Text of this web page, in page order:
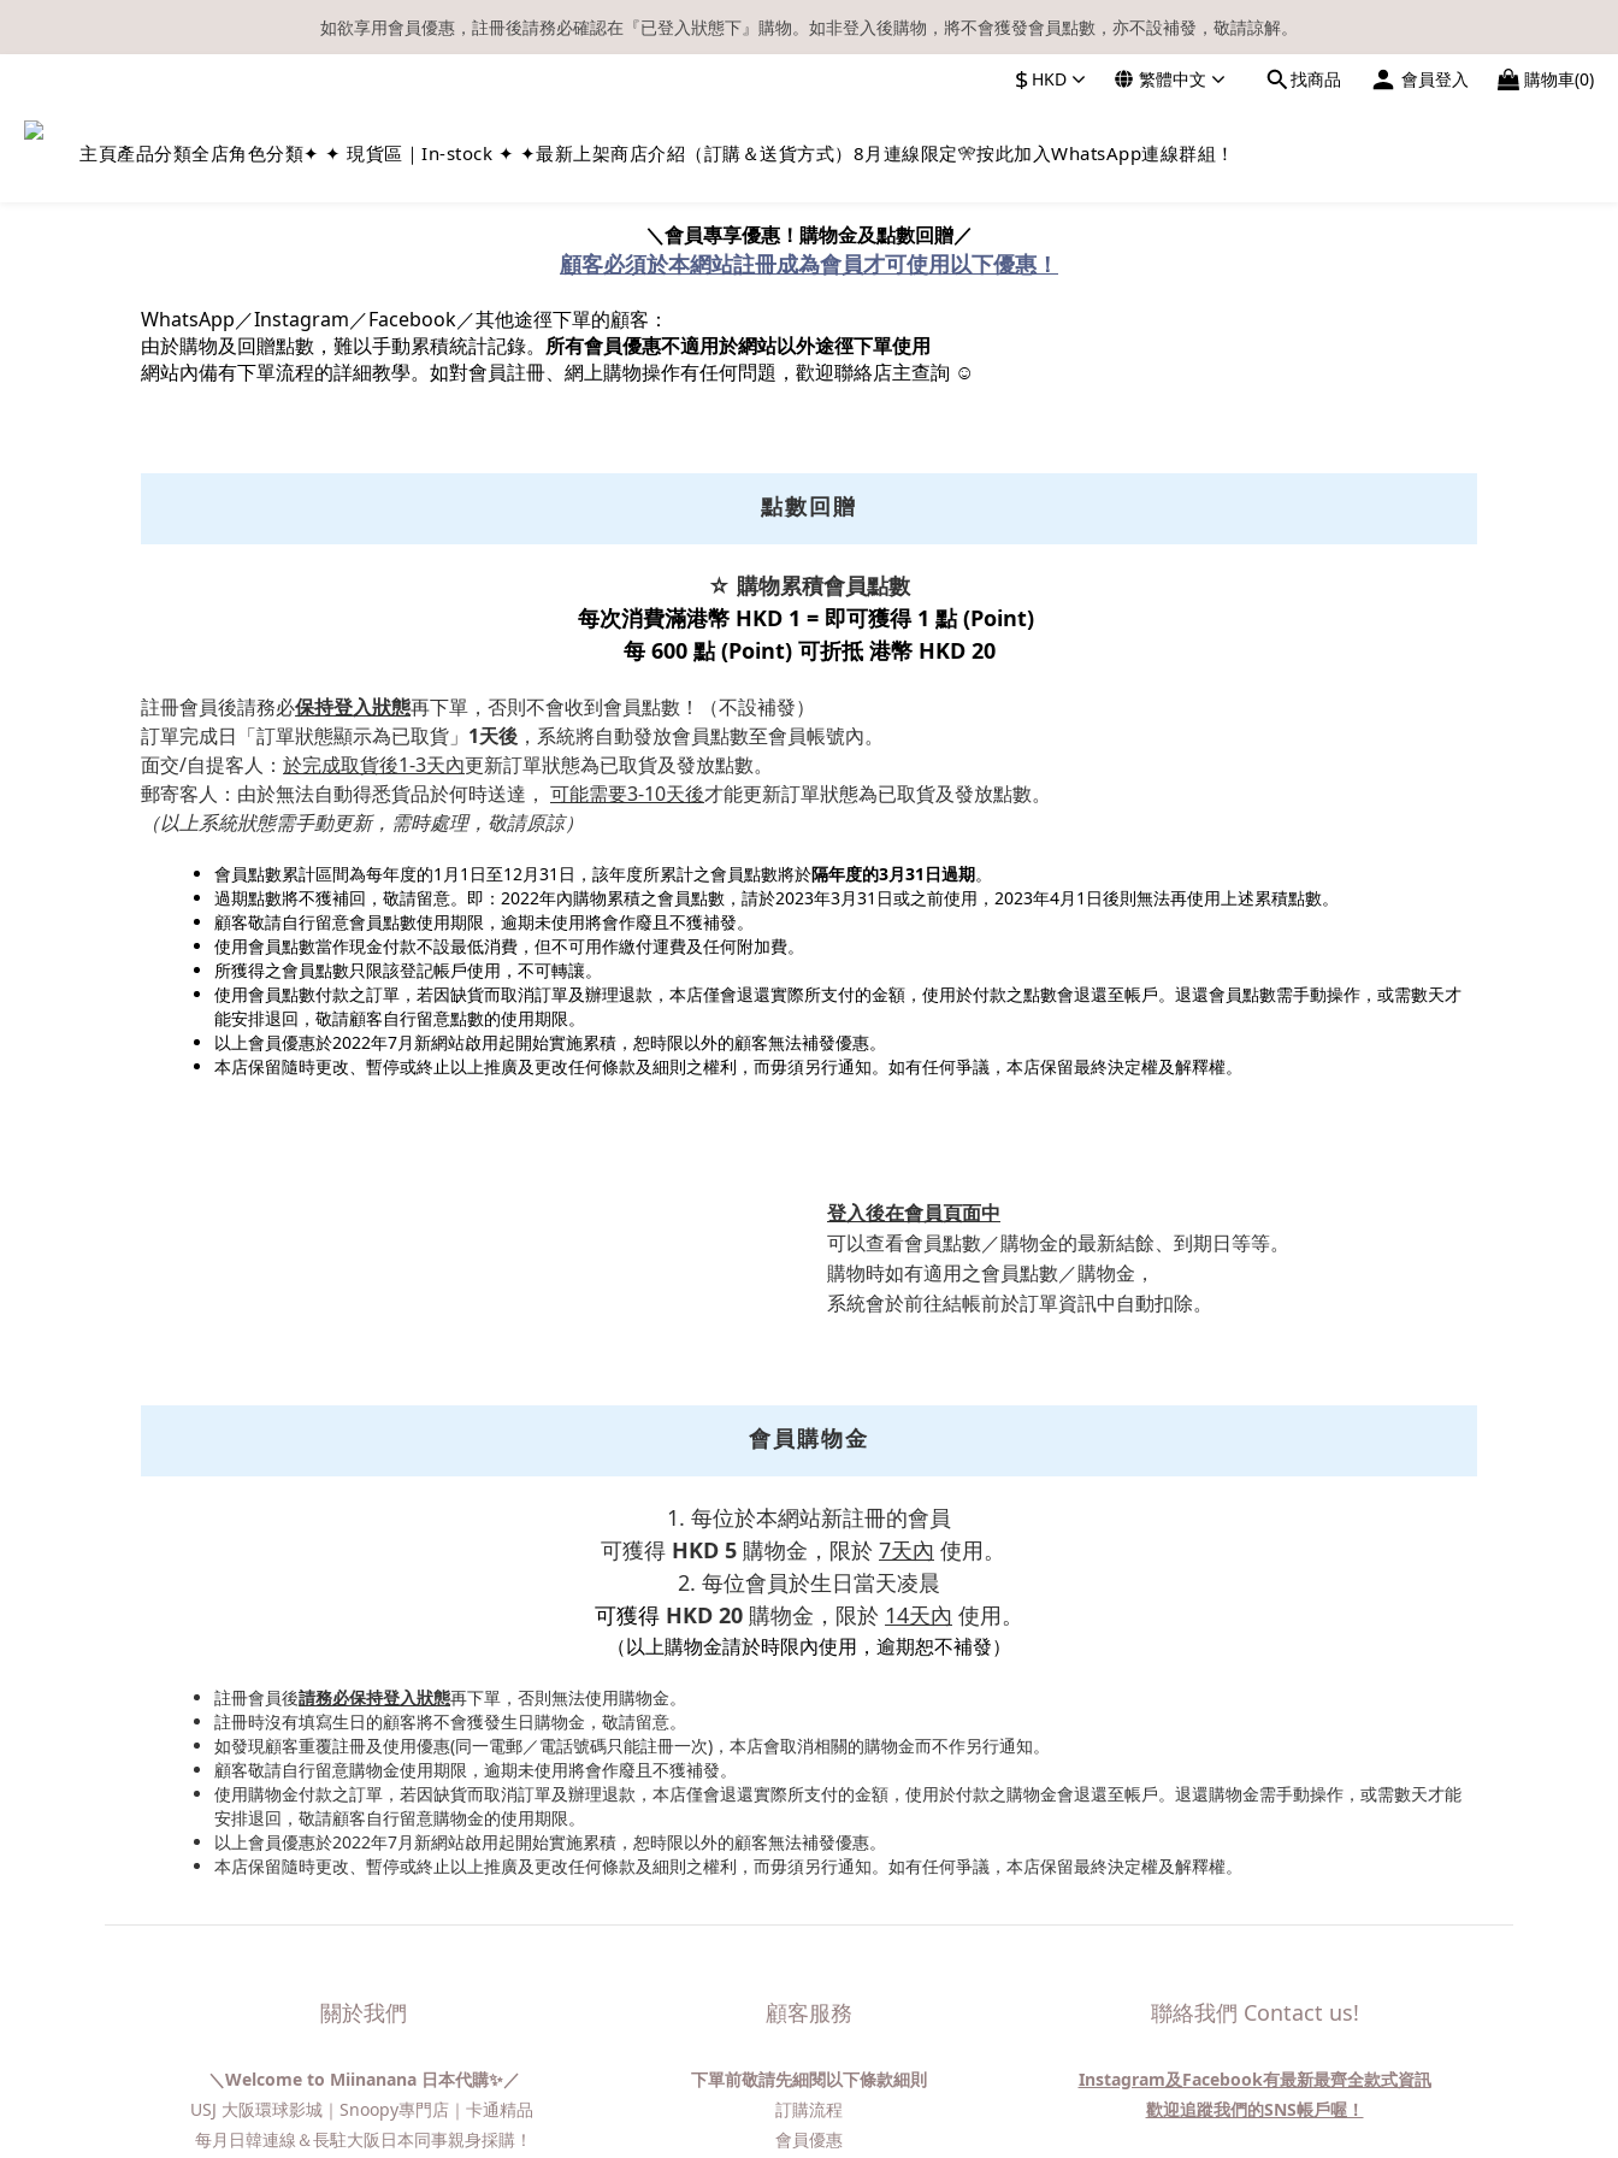
【現貨區】內款式均為在港現貨，現貨區以外的所有貨品都需要訂貨喔！
如欲享用會員優惠，註冊後請務必確認在『已登入狀態下』購物。如非登入後購物，將不會獲發會員點數，亦不設補發，敬請諒解。
溫馨提示：所有順豐快遞／本地及國際郵遞寄出後，本店只會以電郵通知出貨，下單後敬請留意電郵信箱。
$ HKD 繁體中文 找商品 會員登入 購物車(0)
主頁產品分類全店角色分類✦ ✦ 現貨區｜In-stock ✦ ✦最新上架商店介紹（訂購＆送貨方式） 8月連線限定🎌按此加入WhatsApp連線群組！
＼會員專享優惠！購物金及點數回贈／
顧客必須於本網站註冊成為會員才可使用以下優惠！
WhatsApp／Instagram／Facebook／其他途徑下單的顧客：
由於購物及回贈點數，難以手動累積統計記錄。 所有會員優惠不適用於網站以外途徑下單使用
網站內備有下單流程的詳細教學。如對會員註冊、網上購物操作有任何問題，歡迎聯絡店主查詢 ☺︎
點數回贈
☆ 購物累積會員點數
每次消費滿港幣 HKD 1 = 即可獲得 1 點 (Point)
每 600 點 (Point) 可折抵 港幣 HKD 20
註冊會員後請務必保持登入狀態再下單，否則不會收到會員點數！（不設補發）
訂單完成日「訂單狀態顯示為已取貨」 1天後 ，系統將自動發放會員點數至會員帳號內。
面交/自提客人： 於完成取貨後1-3天內更新訂單狀態為已取貨及發放點數。
郵寄客人：由於無法自動得悉貨品於何時送達， 可能需要3-10天後才能更新訂單狀態為已取貨及發放點數。
（以上系統狀態需手動更新，需時處理，敬請原諒）
會員點數累計區間為每年度的1月1日至12月31日，該年度所累計之會員點數將於隔年度的3月31日過期。
過期點數將不獲補回，敬請留意。即：2022年內購物累積之會員點數，請於2023年3月31日或之前使用，2023年4月1日後則無法再使用上述累積點數。
顧客敬請自行留意會員點數使用期限，逾期未使用將會作廢且不獲補發。
使用會員點數當作現金付款不設最低消費，但不可用作繳付運費及任何附加費。
所獲得之會員點數只限該登記帳戶使用，不可轉讓。
使用會員點數付款之訂單，若因缺貨而取消訂單及辦理退款，本店僅會退還實際所支付的金額，使用於付款之點數會退還至帳戶。退還會員點數需手動操作，或需數天才
能安排退回，敬請顧客自行留意點數的使用期限。
以上會員優惠於2022年7月新網站啟用起開始實施累積，恕時限以外的顧客無法補發優惠。
本店保留隨時更改、暫停或終止以上推廣及更改任何條款及細則之權利，而毋須另行通知。如有任何爭議，本店保留最終決定權及解釋權。
登入後在會員頁面中
可以查看會員點數／購物金的最新結餘、到期日等等。
購物時如有適用之會員點數／購物金，
系統會於前往結帳前於訂單資訊中自動扣除。
會員購物金
1. 每位於本網站新註冊的會員
可獲得 HKD 5 購物金，限於 7天內 使用。
2. 每位會員於生日當天凌晨
可獲得 HKD 20 購物金，限於 14天內 使用。
（以上購物金請於時限內使用，逾期恕不補發）
註冊會員後請務必保持登入狀態再下單，否則無法使用購物金。
註冊時沒有填寫生日的顧客將不會獲發生日購物金，敬請留意。
如發現顧客重覆註冊及使用優惠(同一電郵／電話號碼只能註冊一次)，本店會取消相關的購物金而不作另行通知。
顧客敬請自行留意購物金使用期限，逾期未使用將會作廢且不獲補發。
使用購物金付款之訂單，若因缺貨而取消訂單及辦理退款，本店僅會退還實際所支付的金額，使用於付款之購物金會退還至帳戶。退還購物金需手動操作，或需數天才能
安排退回，敬請顧客自行留意購物金的使用期限。
以上會員優惠於2022年7月新網站啟用起開始實施累積，恕時限以外的顧客無法補發優惠。
本店保留隨時更改、暫停或終止以上推廣及更改任何條款及細則之權利，而毋須另行通知。如有任何爭議，本店保留最終決定權及解釋權。
關於我們
＼Welcome to Miinanana 日本代購✨／
USJ 大阪環球影城｜Snoopy專門店｜卡通精品
每月日韓連線＆長駐大阪日本同事親身採購！
顧客服務
下單前敬請先細閱以下條款細則
訂購流程​
會員優惠
聯絡我們 Contact us!
Instagram及Facebook有最新最齊全款式資訊
歡迎追蹤我們的SNS帳戶喔！